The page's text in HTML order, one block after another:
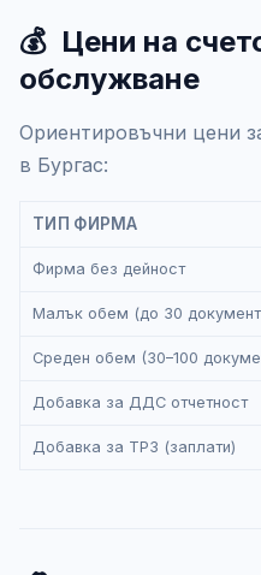
💰 Цени на
обслужване
Ориентировъчни цени
в Бургас:
ТИП ФИРМА
Фирма без дейност
Малък обем (до 30
Среден обем (30–100
Добавка за ДДС отчетност
Добавка за ТРЗ (заплати)